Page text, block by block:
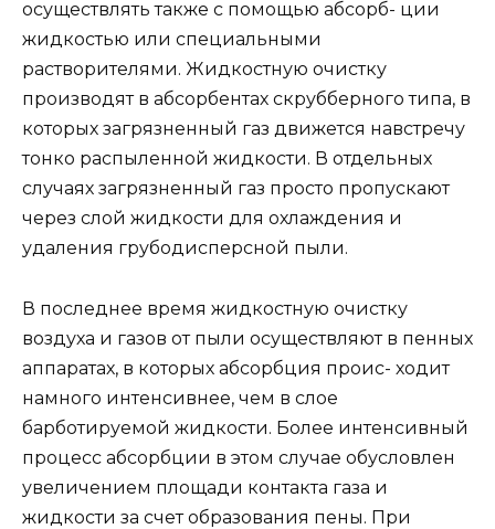
осуществлять также с помощью абсорб- ции
жидкостью или специальными
растворителями. Жидкостную очистку
производят в абсорбентах скрубберного типа, в
которых загрязненный газ движется навстречу
тонко распыленной жидкости. В отдельных
случаях загрязненный газ просто пропускают
через слой жидкости для охлаждения и
удаления грубодисперсной пыли.
В последнее время жидкостную очистку
воздуха и газов от пыли осуществляют в пенных
аппаратах, в которых абсорбция проис- ходит
намного интенсивнее, чем в слое
барботируемой жидкости. Более интенсивный
процесс абсорбции в этом случае обусловлен
увеличением площади контакта газа и
жидкости за счет образования пены. При